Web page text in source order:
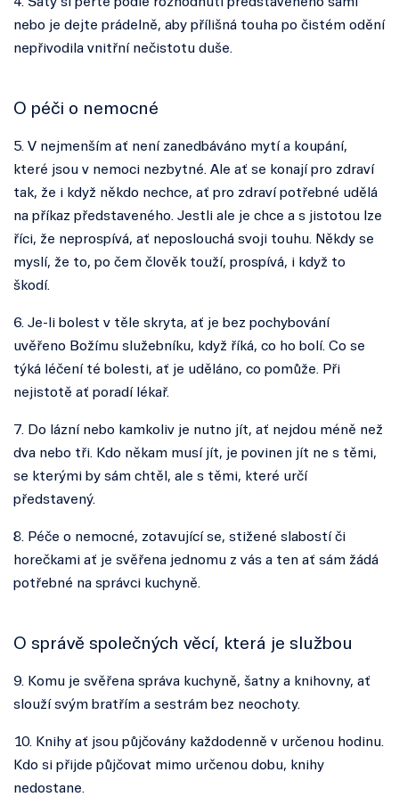
4. Šaty si perte podle rozhodnutí představeného sami
nebo je dejte prádelně, aby přílišná touha po čistém odění
nepřivodila vnitřní nečistotu duše.
O péči o nemocné
5. V nejmenším ať není zanedbáváno mytí a koupání,
které jsou v nemoci nezbytné. Ale ať se konají pro zdraví
tak, že i když někdo nechce, ať pro zdraví potřebné udělá
na příkaz představeného. Jestli ale je chce a s jistotou lze
říci, že neprospívá, ať neposlouchá svoji touhu. Někdy se
myslí, že to, po čem člověk touží, prospívá, i když to
škodí.
6. Je-li bolest v těle skryta, ať je bez pochybování
uvěřeno Božímu služebníku, když říká, co ho bolí. Co se
týká léčení té bolesti, ať je uděláno, co pomůže. Při
nejistotě ať poradí lékař.
7. Do lázní nebo kamkoliv je nutno jít, ať nejdou méně než
dva nebo tři. Kdo někam musí jít, je povinen jít ne s těmi,
se kterými by sám chtěl, ale s těmi, které určí
představený.
8. Péče o nemocné, zotavující se, stižené slabostí či
horečkami ať je svěřena jednomu z vás a ten ať sám žádá
potřebné na správci kuchyně.
O správě společných věcí, která je službou
9. Komu je svěřena správa kuchyně, šatny a knihovny, ať
slouží svým bratřím a sestrám bez neochoty.
10. Knihy ať jsou půjčovány každodenně v určenou hodinu.
Kdo si přijde půjčovat mimo určenou dobu, knihy
nedostane.